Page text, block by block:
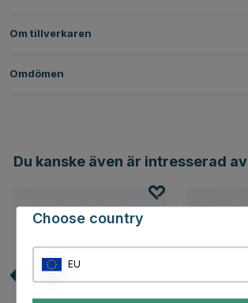
Om tillverkaren
Omdömen
Du kanske även är intresserad av
Choose country
EU